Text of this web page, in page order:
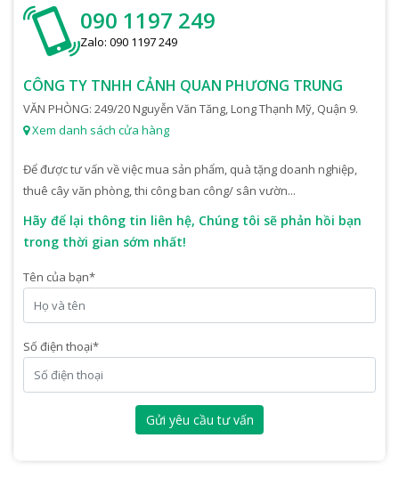
090 1197 249
Zalo: 090 1197 249
CÔNG TY TNHH CẢNH QUAN PHƯƠNG TRUNG
VĂN PHÒNG: 249/20 Nguyễn Văn Tăng, Long Thạnh Mỹ, Quận 9.
Xem danh sách cửa hàng
Để được tư vấn về việc mua sản phẩm, quà tặng doanh nghiệp,
thuê cây văn phòng, thi công ban công/ sân vườn...
Hãy để lại thông tin liên hệ, Chúng tôi sẽ phản hồi bạn
trong thời gian sớm nhất!
Tên của bạn*
Số điện thoại*
Gửi yêu cầu tư vấn